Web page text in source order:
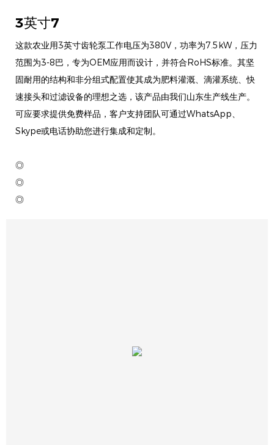
3英寸7
这款农业用3英寸齿轮泵工作电压为380V，功率为7.5kW，压力
范围为3-8巴，专为OEM应用而设计，并符合RoHS标准。其坚
固耐用的结构和非分组式配置使其成为肥料灌溉、滴灌系统、快
速接头和过滤设备的理想之选，该产品由我们山东生产线生产。
可应要求提供免费样品，客户支持团队可通过WhatsApp、
Skype或电话协助您进行集成和定制。
◎
◎
◎